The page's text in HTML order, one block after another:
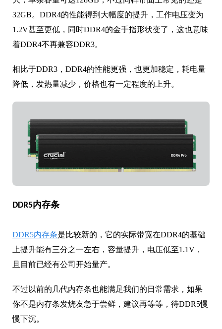
32GB。DDR4的性能得到大幅度的提升，工作电压变为
1.2V甚至更低，同时DDR4的金手指形状变了，这也意味
着DDR4不再兼容DDR3。
相比于DDR3，DDR4的性能更强，也更加稳定，耗电量
降低，发热量减少，价格也有一定程度的上升。
DDR5内存条
DDR5内存条是比较新的，它的实际带宽在DDR4的基础
上提升能有三分之一左右，容量提升，电压低至1.1V，
且目前已经有公司开始量产。
不过以前的几代内存条也能满足我们的日常需求，如果
你不是内存条发烧友急于尝鲜，建议再等等，待DDR5慢
慢下沉。